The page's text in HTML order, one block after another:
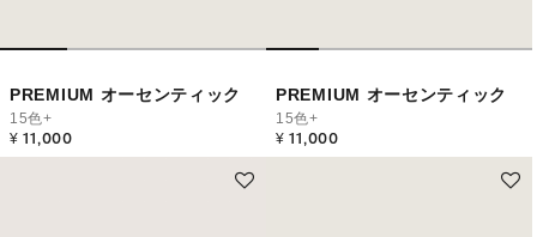
PREMIUM オーセンティック
15色+
¥ 11,000
PREMIUM オーセンティック
15色+
¥ 11,000